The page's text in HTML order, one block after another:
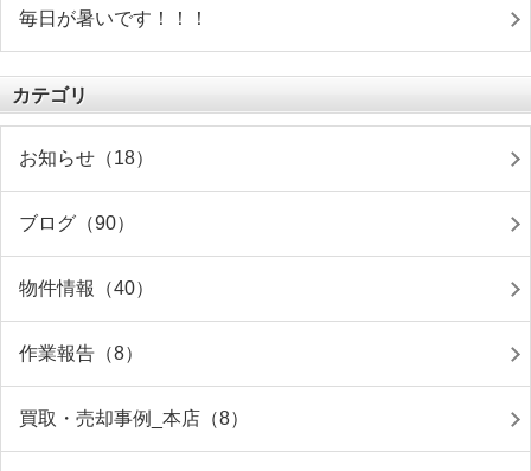
毎日が暑いです！！！
カテゴリ
お知らせ（18）
ブログ（90）
物件情報（40）
作業報告（8）
買取・売却事例_本店（8）